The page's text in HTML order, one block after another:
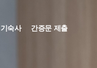
기숙사 간증문 제출